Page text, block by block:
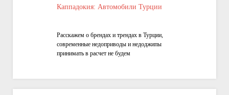
Каппадокия: Автомобили Турции
Расскажем о брендах и трендах в Турции,
современные недоприводы и недоджипы
принимать в расчет не будем